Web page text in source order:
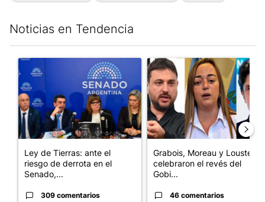
Noticias en Tendencia
Un artículo de tendencia con el título "Ley de Tierras: ante el
Ley de Tierras: ante el
riesgo de derrota en el
Senado,...
309 comentarios
Un artículo de tendencia con
Grabois, Moreau y Lousteau
celebraron el revés del
Gobi...
46 comentarios